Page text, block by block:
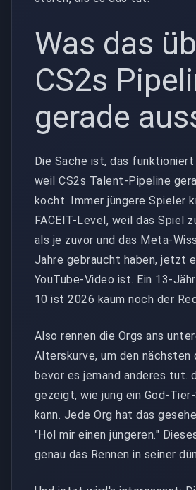
Was das
CS2s
gerade
Die Sache ist, das
weil CS2s Talent-Pipeline
kocht. Immer jüngere Spieler
FACEIT-Level, weil das Spiel
als je zuvor und das Meta-
Jahre gebraucht haben, jetzt
YouTube-Video ist. Ein 13-
10 ist 2026 kaum noch der
Also rennen die Orgs ans
Alterskurve, um den nächsten
bevor es jemand anderes tut.
gezeigt, wie jung ein God-
kann. Jede Org hat das
"Hol mir einen jüngeren."
genau das Rennen in seiner